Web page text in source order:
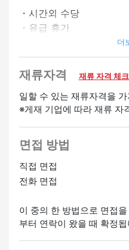
・시간외 수당
・유급 휴가
・심야 수당 있음
・친구 소개 수당 있음
환영
더
재류자격 재류 자격 체
일할 수 있는 재류자격을
※게재 기업에 따라 재류 자
면접 방법
직접 면접
전화 면접
이 중의 한 방법으로 면접
부터 연락이 왔을 때 확정됩